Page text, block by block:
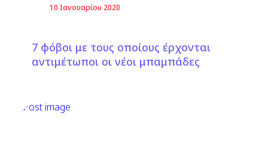
10 Ιανουαρίου 2020
7 φόβοι με τους οποίους έρχονται
αντιμέτωποι οι νέοι μπαμπάδες